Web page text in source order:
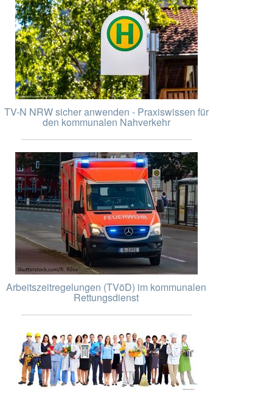
TV-N NRW sicher anwenden - Praxiswissen für
den kommunalen Nahverkehr
Arbeitszeitregelungen (TVöD) im kommunalen
Rettungsdienst